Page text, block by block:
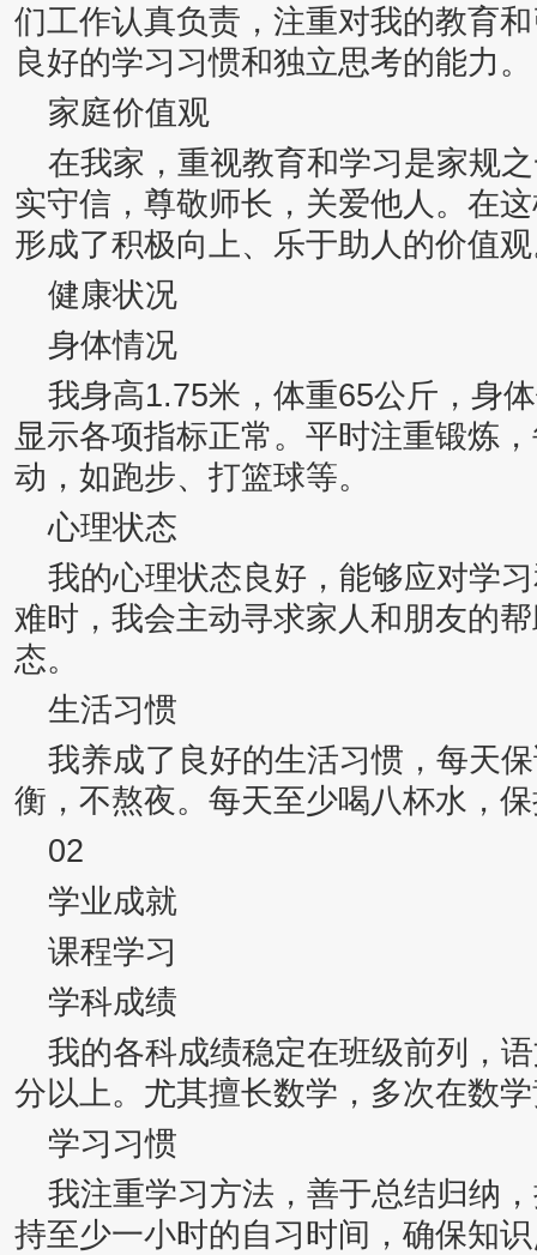
们工作认真负责，注重对我的教育
良好的学习习惯和独立思考的能力。
家庭价值观
在我家，重视教育和学习是家规
实守信，尊敬师长，关爱他人。在
形成了积极向上、乐于助人的价值
健康状况
身体情况
我身高1.75米，体重65公斤，身
显示各项指标正常。平时注重锻炼
动，如跑步、打篮球等。
心理状态
我的心理状态良好，能够应对学
难时，我会主动寻求家人和朋友的
态。
生活习惯
我养成了良好的生活习惯，每天
衡，不熬夜。每天至少喝八杯水，
02
学业成就
课程学习
学科成绩
我的各科成绩稳定在班级前列，
分以上。尤其擅长数学，多次在数
学习习惯
我注重学习方法，善于总结归纳
持至少一小时的自习时间，确保知